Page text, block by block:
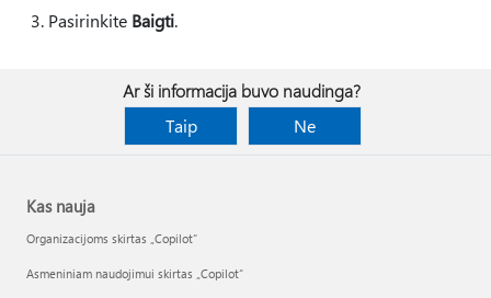
Pasirinkite Baigti.
Ar ši informacija buvo naudinga?
Taip
Ne
Kas nauja
Organizacijoms skirtas „Copilot“
Asmeniniam naudojimui skirtas „Copilot“